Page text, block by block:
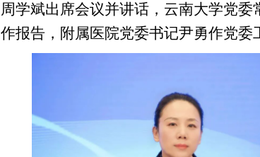
周学斌出席会议并讲话，云南大学党
作报告，附属医院党委书记尹勇作党委